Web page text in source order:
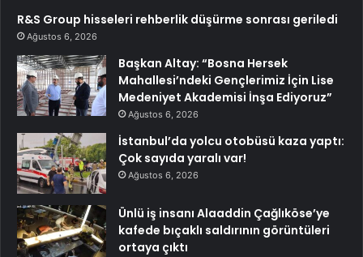
R&S Group hisseleri rehberlik düşürme sonrası geriledi
Ağustos 6, 2026
Başkan Altay: “Bosna Hersek
Mahallesi’ndeki Gençlerimiz İçin Lise
Medeniyet Akademisi İnşa Ediyoruz”
Ağustos 6, 2026
İstanbul’da yolcu otobüsü kaza yaptı:
Çok sayıda yaralı var!
Ağustos 6, 2026
Ünlü iş insanı Alaaddin Çağlıköse’ye
kafede bıçaklı saldırının görüntüleri
ortaya çıktı